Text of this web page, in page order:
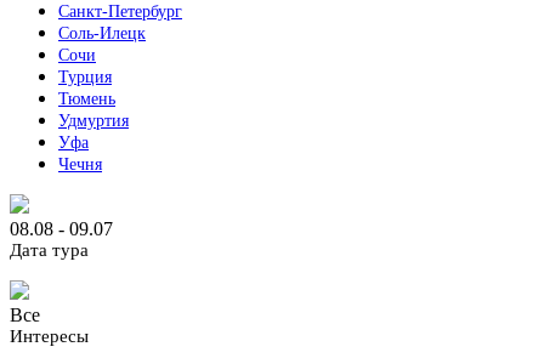
Санкт-Петербург
Соль-Илецк
Сочи
Турция
Тюмень
Удмуртия
Уфа
Чечня
08.08 - 09.07
Дата тура
Все
Интересы